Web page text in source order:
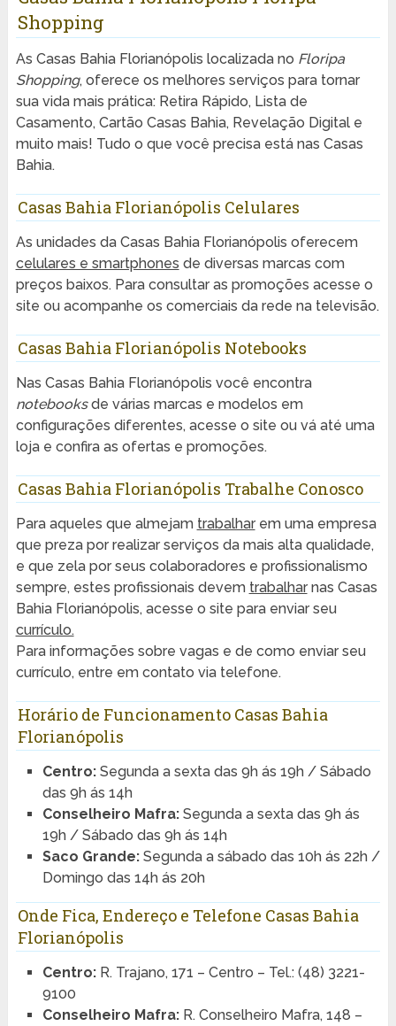
Shopping
As Casas Bahia Florianópolis localizada no Floripa
Shopping, oferece os melhores serviços para tornar
sua vida mais prática: Retira Rápido, Lista de
Casamento, Cartão Casas Bahia, Revelação Digital e
muito mais! Tudo o que você precisa está nas Casas
Bahia.
Casas Bahia Florianópolis Celulares
As unidades da Casas Bahia Florianópolis oferecem
celulares e smartphones de diversas marcas com
preços baixos. Para consultar as promoções acesse o
site ou acompanhe os comerciais da rede na televisão.
Casas Bahia Florianópolis Notebooks
Nas Casas Bahia Florianópolis você encontra
notebooksde várias marcas e modelos em
configurações diferentes, acesse o site ou vá até uma
loja e confira as ofertas e promoções.
Casas Bahia Florianópolis Trabalhe Conosco
Para aqueles que almejam trabalharem uma empresa
que preza por realizar serviços da mais alta qualidade,
e que zela por seus colaboradores e profissionalismo
sempre, estes profissionais devem trabalharnas Casas
Bahia Florianópolis, acesse o site para enviar seu
currículo.
Para informações sobre vagas e de como enviar seu
currículo, entre em contato via telefone.
Horário de Funcionamento Casas Bahia
Florianópolis
Centro: Segunda a sexta das 9h ás 19h / Sábado
das 9h ás 14h
Conselheiro Mafra: Segunda a sexta das 9h ás
19h / Sábado das 9h ás 14h
Saco Grande: Segunda a sábado das 10h ás 22h /
Domingo das 14h ás 20h
Onde Fica, Endereço e Telefone Casas Bahia
Florianópolis
Centro: R. Trajano, 171 – Centro – Tel.: (48) 3221-
9100
Conselheiro Mafra: R. Conselheiro Mafra, 148 –